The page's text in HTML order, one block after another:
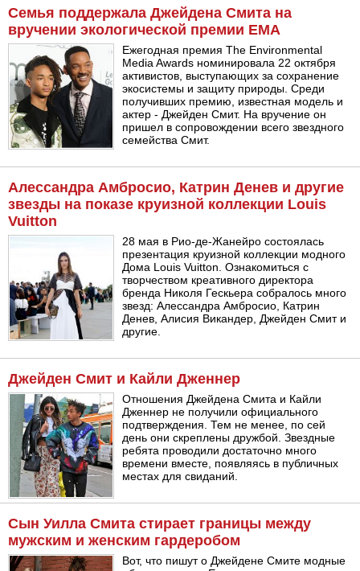
Семья поддержала Джейдена Смита на
вручении экологической премии EMA
Ежегодная премия The Environmental
Media Awards номинировала 22 октября
активистов, выступающих за сохранение
экосистемы и защиту природы. Среди
получивших премию, известная модель и
актер - Джейден Смит. На вручение он
пришел в сопровождении всего звездного
семейства Смит.
Алессандра Амбросио, Катрин Денев и другие
звезды на показе круизной коллекции Louis
Vuitton
28 мая в Рио-де-Жанейро состоялась
презентация круизной коллекции модного
Дома Louis Vuitton. Ознакомиться с
творчеством креативного директора
бренда Николя Гескьера собралось много
звезд: Алессандра Амбросио, Катрин
Денев, Алисия Викандер, Джейден Смит и
другие.
Джейден Смит и Кайли Дженнер
Отношения Джейдена Смита и Кайли
Дженнер не получили официального
подтверждения. Тем не менее, по сей
день они скреплены дружбой. Звездные
ребята проводили достаточно много
времени вместе, появляясь в публичных
местах для свиданий.
Сын Уилла Смита стирает границы между
мужским и женским гардеробом
Вот, что пишут о Джейдене Смите модные